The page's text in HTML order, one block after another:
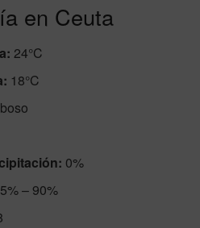
en Ceuta
24°C
18°C
0%
– 90%